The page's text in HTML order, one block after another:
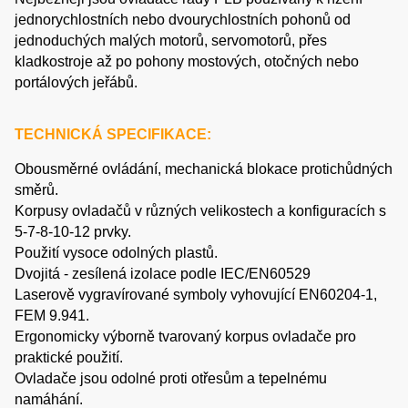
jednorychlostních nebo dvourychlostních pohonů od
jednoduchých malých motorů, servomotorů, přes
kladkostroje až po pohony mostových, otočných nebo
portálových jeřábů.
TECHNICKÁ SPECIFIKACE:
Obousměrné ovládání, mechanická blokace protichůdných
směrů.
Korpusy ovladačů v různých velikostech a konfiguracích s
5-7-8-10-12 prvky.
Použití vysoce odolných plastů.
Dvojitá - zesílená izolace podle IEC/EN60529
Laserově vygravírované symboly vyhovující EN60204-1,
FEM 9.941.
Ergonomicky výborně tvarovaný korpus ovladače pro
praktické použití.
Ovladače jsou odolné proti otřesům a tepelnému
namáhání.